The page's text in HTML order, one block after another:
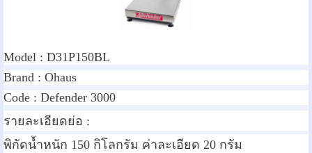
Model : D31P150BL
Brand : Ohaus
Code : Defender 3000
รายละเอียดย่อ :
พิกัดน้ำหนัก 150 กิโลกรัม ค่าละเอียด 20 กรัม